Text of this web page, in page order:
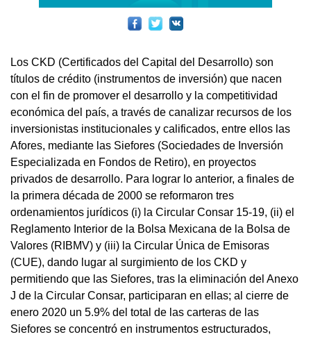
Los CKD (Certificados del Capital del Desarrollo) son
títulos de crédito (instrumentos de inversión) que nacen
con el fin de promover el desarrollo y la competitividad
económica del país, a través de canalizar recursos de los
inversionistas institucionales y calificados, entre ellos las
Afores, mediante las Siefores (Sociedades de Inversión
Especializada en Fondos de Retiro), en proyectos
privados de desarrollo. Para lograr lo anterior, a finales de
la primera década de 2000 se reformaron tres
ordenamientos jurídicos (i) la Circular Consar 15-19, (ii) el
Reglamento Interior de la Bolsa Mexicana de la Bolsa de
Valores (RIBMV) y (iii) la Circular Única de Emisoras
(CUE), dando lugar al surgimiento de los CKD y
permitiendo que las Siefores, tras la eliminación del Anexo
J de la Circular Consar, participaran en ellas; al cierre de
enero 2020 un 5.9% del total de las carteras de las
Siefores se concentró en instrumentos estructurados,